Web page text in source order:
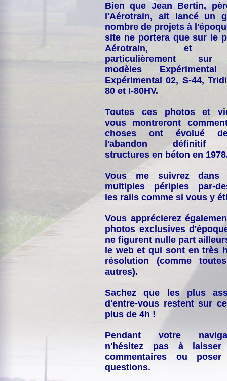
Bien que Jean Bertin,
l'Aérotrain, ait lancé un
nombre de projets à
site ne portera que sur le
Aérotrain, et
particulièrement
modèles
Expérimental 02, S-44,
80 et I-80HV.
Toutes ces photos et
vous montreront
choses ont évolué
l'abandon définitif
structures en béton en
Vous me suivrez dans
multiples périples par-
les rails comme si vous y
Vous apprécierez
photos exclusives
ne figurent nulle part
le web et qui sont en très
résolution (comme
autres).
Sachez que les plus
d'entre-vous restent sur
plus de 4h !
Pendant votre
n'hésitez pas à laisser
commentaires ou
questions.